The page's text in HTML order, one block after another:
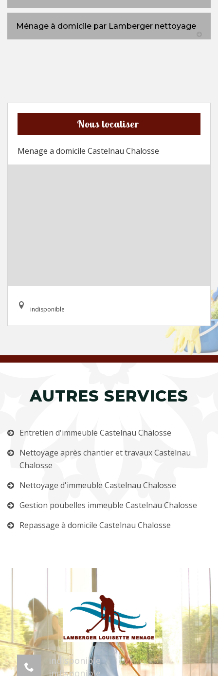
Ménage à domicile par Lamberger nettoyage
Nous localiser
Menage a domicile Castelnau Chalosse
indisponible
AUTRES SERVICES
Entretien d'immeuble Castelnau Chalosse
Nettoyage après chantier et travaux Castelnau
Chalosse
Nettoyage d'immeuble Castelnau Chalosse
Gestion poubelles immeuble Castelnau Chalosse
Repassage à domicile Castelnau Chalosse
indisponible
indisponible